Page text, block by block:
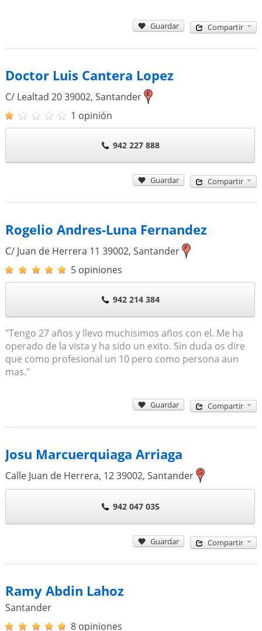
Guardar Compartir
Doctor Luis Cantera Lopez
C/ Lealtad 2039002, Santander
1 opinión
942 227 888
Guardar Compartir
Rogelio Andres-Luna Fernandez
C/ Juan de Herrera 11 39002, Santander
5 opiniones
942 214 384
"Tengo 27 años y llevo muchisimos años con el. Me ha
operado de la vista y ha sido un exito. Sin duda os dire
que como profesional un 10 pero como persona aun
mas."
Guardar Compartir
Josu Marcuerquiaga Arriaga
Calle Juan de Herrera, 1239002, Santander
942 047 035
Guardar Compartir
Ramy Abdin Lahoz
Santander
8 opiniones